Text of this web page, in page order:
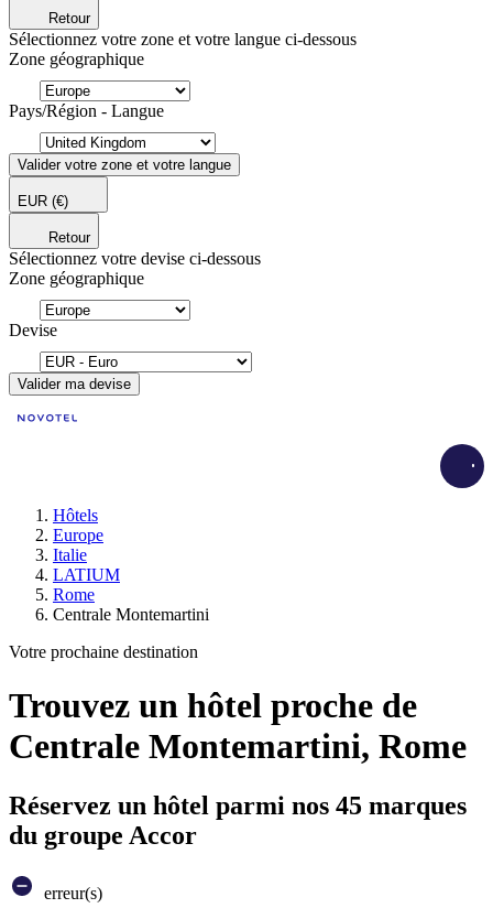
Retour
Sélectionnez votre zone et votre langue ci-dessous
Zone géographique
Pays/Région - Langue
Valider votre zone et votre langue
EUR (€)
Retour
Sélectionnez votre devise ci-dessous
Zone géographique
Devise
Valider ma devise
Hôtels
Europe
Italie
LATIUM
Rome
Centrale Montemartini
Votre prochaine destination
Trouvez un hôtel proche de
Centrale Montemartini, Rome
Réservez un hôtel parmi nos 45 marques
du groupe Accor
erreur(s)